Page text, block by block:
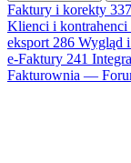
Faktury i korekty
Klienci i kontrahenci
eksport 286 Wygląd
e-Faktury 241
Fakturownia —